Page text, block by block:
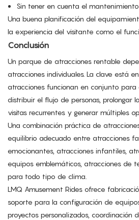
Sin tener en cuenta el
Una buena planificación del
la experiencia del visitante como el
Conclusión
Un parque de atracciones rentable
atracciones individuales. La clave está
atracciones funcionan en conjunto para
distribuir el flujo de personas, prolongar
visitas recurrentes y generar múltiples
Una combinación práctica de
equilibrio adecuado entre atracciones
emocionantes, atracciones infantiles,
equipos emblemáticos, atracciones de
para todo tipo de clima.
LMQ Amusement Rides ofrece
soporte para la configuración de
proyectos personalizados, coordinación